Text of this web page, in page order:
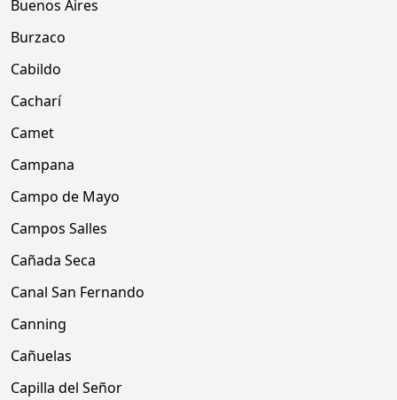
Buenos Aires
Burzaco
Cabildo
Cacharí
Camet
Campana
Campo de Mayo
Campos Salles
Cañada Seca
Canal San Fernando
Canning
Cañuelas
Capilla del Señor